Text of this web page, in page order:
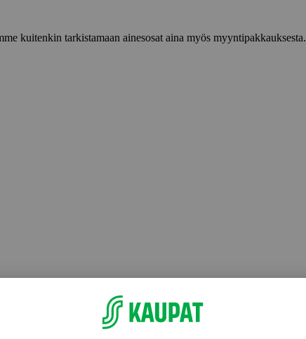
kuitenkin tarkistamaan ainesosat aina myös myyntipakkauksesta.